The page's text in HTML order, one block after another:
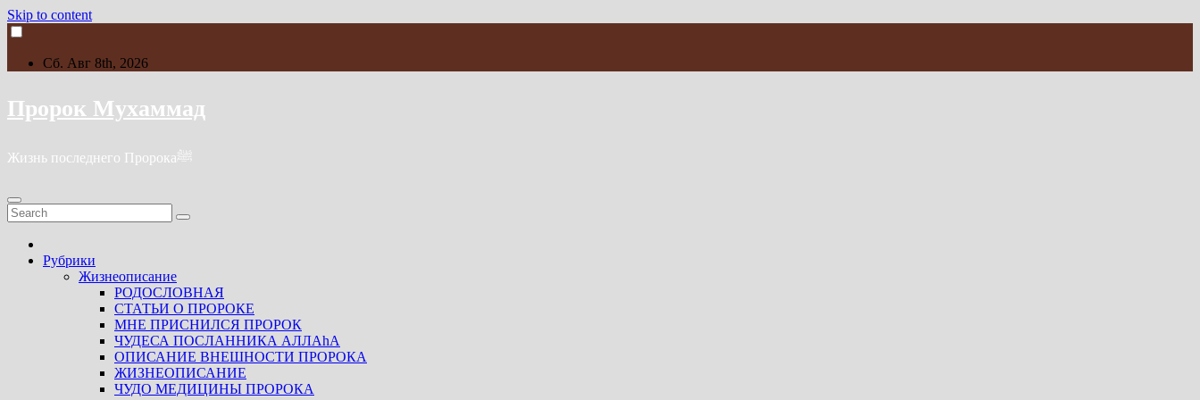
Skip to content
Сб. Авг 8th, 2026
Пророк Мухаммад
Жизнь последнего Пророкаﷺ
Рубрики
Жизнеописание
РОДОСЛОВНАЯ
СТАТЬИ О ПРОРОКЕ
МНЕ ПРИСНИЛСЯ ПРОРОК
ЧУДЕСА ПОСЛАННИКА АЛЛАhА
ОПИСАНИЕ ВНЕШНОСТИ ПРОРОКА
ЖИЗНЕОПИСАНИЕ
ЧУДО МЕДИЦИНЫ ПРОРОКА